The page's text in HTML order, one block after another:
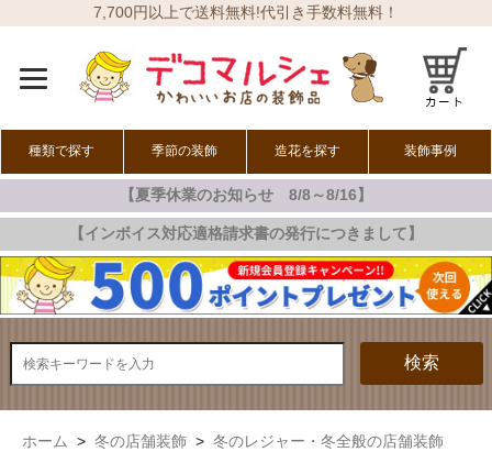
7,700円以上で送料無料!代引き手数料無料！
種類で探す 季節の装飾
春の装飾
夏の装飾
秋の装飾
冬の装飾
オールシーズン
造花を探す 装飾事例
【夏季休業のお知らせ 8/8～8/16】
【インボイス対応適格請求書の発行につきまして】
検索
ホーム > 冬の店舗装飾 > 冬のレジャー・冬全般の店舗装飾